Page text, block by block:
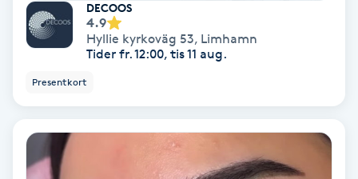
Fransborttagning
Fransförlängning
Fransförlängning Megavolym
DECOOS
4.9
Hyllie kyrkoväg 53, Limhamn
Tider fr. 12:00, tis 11 aug.
Presentkort